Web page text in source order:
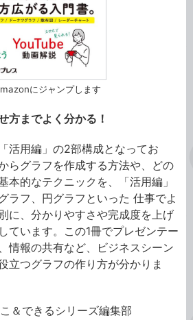
にジャンプします
方までよく分かる！
活用編」の2部構成となってお
らグラフを作成する方法や、どの
本的なテクニックを、「活用編」
ラフ、円グラフといった 仕事でよ
に、分かりやすさや完成度を上げ
ています。この1冊でプレゼンテー
情報の共有など、ビジネスシーン
立つグラフの作り方が分かりま
＆できるシリーズ編集部